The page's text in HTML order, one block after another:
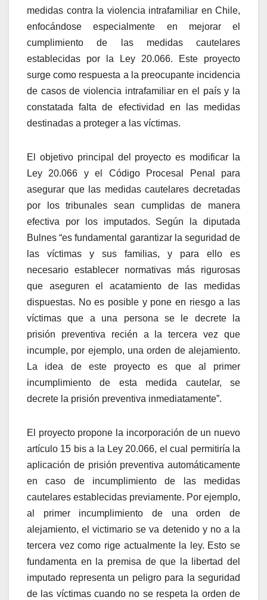
medidas contra la violencia intrafamiliar en Chile,
enfocándose especialmente en mejorar el
cumplimiento de las medidas cautelares
establecidas por la Ley 20.066. Este proyecto
surge como respuesta a la preocupante incidencia
de casos de violencia intrafamiliar en el país y la
constatada falta de efectividad en las medidas
destinadas a proteger a las víctimas.
El objetivo principal del proyecto es modificar la
Ley 20.066 y el Código Procesal Penal para
asegurar que las medidas cautelares decretadas
por los tribunales sean cumplidas de manera
efectiva por los imputados. Según la diputada
Bulnes “es fundamental garantizar la seguridad de
las víctimas y sus familias, y para ello es
necesario establecer normativas más rigurosas
que aseguren el acatamiento de las medidas
dispuestas. No es posible y pone en riesgo a las
víctimas que a una persona se le decrete la
prisión preventiva recién a la tercera vez que
incumple, por ejemplo, una orden de alejamiento.
La idea de este proyecto es que al primer
incumplimiento de esta medida cautelar, se
decrete la prisión preventiva inmediatamente”.
El proyecto propone la incorporación de un nuevo
artículo 15 bis a la Ley 20.066, el cual permitiría la
aplicación de prisión preventiva automáticamente
en caso de incumplimiento de las medidas
cautelares establecidas previamente. Por ejemplo,
al primer incumplimiento de una orden de
alejamiento, el victimario se va detenido y no a la
tercera vez como rige actualmente la ley. Esto se
fundamenta en la premisa de que la libertad del
imputado representa un peligro para la seguridad
de las víctimas cuando no se respeta la orden de